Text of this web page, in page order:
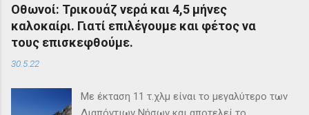
και επιστροφή με 3 δρομολόγια την εβδομάδα
από 01/03/2023 Πηγή: chania-lines.com
Οθωνοί: Τρικουάζ νερά και 4,5 μήνες
καλοκαίρι. Γιατί επιλέγουμε και φέτος να
τους επισκεφθούμε.
30.5.22
Με έκταση 11 τ.χλμ είναι το μεγαλύτερο των